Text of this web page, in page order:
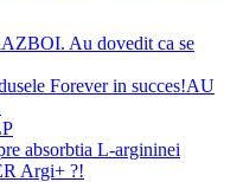
Au dovedit ca se
Forever in succes!AU
absorbtia L-argininei
Argi+ ?!